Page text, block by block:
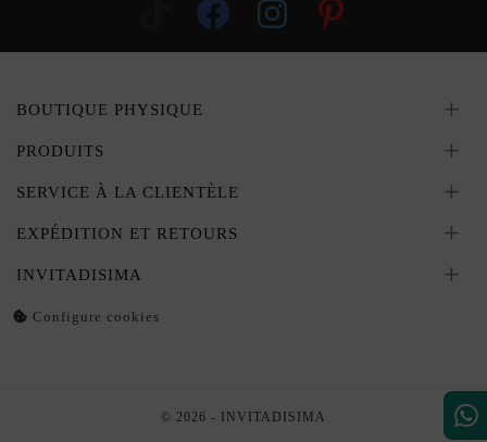
BOUTIQUE PHYSIQUE
PRODUITS
SERVICE À LA CLIENTÈLE
EXPÉDITION ET RETOURS
INVITADISIMA
Configure cookies
© 2026 - INVITADISIMA